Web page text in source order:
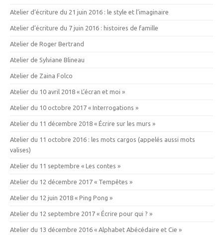
Atelier d’écriture du 21 juin 2016 : le style et l’imaginaire
Atelier d’écriture du 7 juin 2016 : histoires de famille
Atelier de Roger Bertrand
Atelier de Sylviane Blineau
Atelier de Zaina Folco
Atelier du 10 avril 2018 « L’écran et moi »
Atelier du 10 octobre 2017 « Interrogations »
Atelier du 11 décembre 2018 « Écrire sur les murs »
Atelier du 11 octobre 2016 : les mots cargos (appelés aussi mots
valises)
Atelier du 11 septembre « Les contes »
Atelier du 12 décembre 2017 « Tempêtes »
Atelier du 12 juin 2018 « Ping Pong »
Atelier du 12 septembre 2017 « Écrire pour qui ? »
Atelier du 13 décembre 2016 « Alphabet Abécédaire et Cie »